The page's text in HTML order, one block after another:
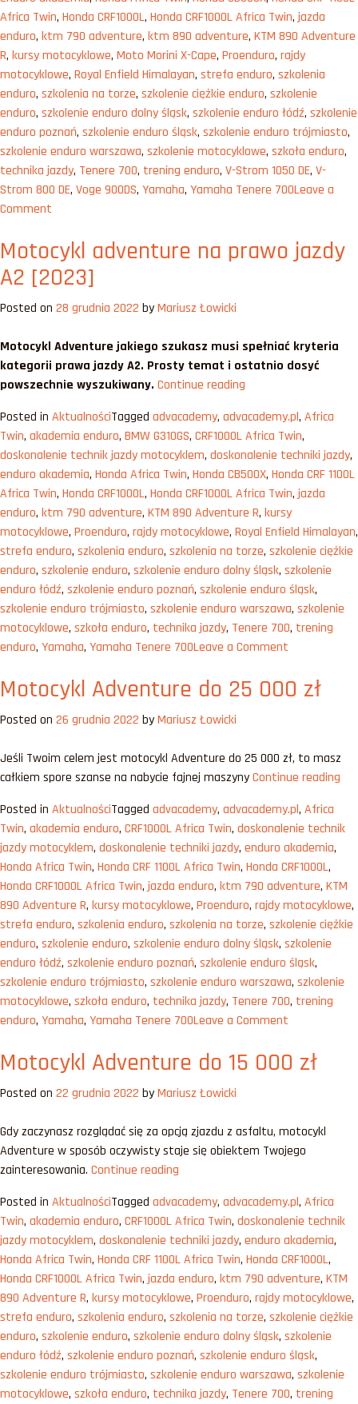
Africa Twin, Honda CRF1000L, Honda CRF1000L Africa Twin,jazda
enduro, ktm 790 adventure, ktm 890 adventure, KTM 890 Adventure
R, kursy motocyklowe, Moto Morini X-Cape, Proenduro, rajdy
motocyklowe, Royal Enfield Himalayan, strefa enduro, szkolenia
enduro, szkolenia na torze, szkolenie ciężkie enduro, szkolenie
enduro, szkolenie enduro dolny śląsk, szkolenie enduro łódź, szkolenie
enduro poznań, szkolenie enduro śląsk, szkolenie enduro trójmiasto,
szkolenie enduro warszawa, szkolenie motocyklowe, szkoła enduro,
technika jazdy, Tenere 700, trening enduro, V-Strom 1050 DE, V-
Strom 800 DE, Voge 900DS, Yamaha, Yamaha Tenere 700Leave a
Comment
nowe
motocykle
Adventure
2023
Motocykl adventure na prawo jazdy
A2 [2023]
Posted on 28 grudnia 2022 byMariusz Łowicki
Motocykl Adventure jakiego szukasz musi spełniać kryteria
kategorii prawa jazdy A2. Prosty temat i ostatnio dosyć
powszechnie wyszukiwany. Continue reading
na
prawo
jazdy
A2
[2023]”
Posted in AktualnościTagged advacademy, advacademy.pl, Africa
Twin, akademia enduro, BMW G310GS, CRF1000L Africa Twin,
doskonalenie technik jazdy motocyklem, doskonalenie techniki jazdy,
enduro akademia, Honda Africa Twin, Honda CB500X, Honda CRF 1100L
Africa Twin, Honda CRF1000L, Honda CRF1000L Africa Twin,jazda
enduro, ktm 790 adventure, KTM 890 Adventure R, kursy
motocyklowe, Proenduro, rajdy motocyklowe, Royal Enfield Himalayan,
strefa enduro, szkolenia enduro, szkolenia na torze, szkolenie ciężkie
enduro, szkolenie enduro, szkolenie enduro dolny śląsk, szkolenie
enduro łódź, szkolenie enduro poznań, szkolenie enduro śląsk,
szkolenie enduro trójmiasto, szkolenie enduro warszawa, szkolenie
motocyklowe, szkoła enduro, technika jazdy, Tenere 700, trening
enduro, Yamaha, Yamaha Tenere 700Leave a Comment
adventure
A2
[2023]
Motocykl Adventure do 25 000 zł
Posted on 26 grudnia 2022 byMariusz Łowicki
Jeśli Twoim celem jest motocykl Adventure do 25 000 zł, to masz
całkiem spore szanse na nabycie fajnej maszynyContinue reading
25
Posted in AktualnościTagged advacademy, advacademy.pl, Africa
Twin, akademia enduro, CRF1000L Africa Twin, doskonalenie technik
jazdy motocyklem, doskonalenie techniki jazdy, enduro akademia,
Honda Africa Twin, Honda CRF 1100L Africa Twin, Honda CRF1000L,
Honda CRF1000L Africa Twin,jazda enduro, ktm 790 adventure, KTM
890 Adventure R, kursy motocyklowe, Proenduro, rajdy motocyklowe,
strefa enduro, szkolenia enduro, szkolenia na torze, szkolenie ciężkie
enduro, szkolenie enduro, szkolenie enduro dolny śląsk, szkolenie
enduro łódź, szkolenie enduro poznań, szkolenie enduro śląsk,
szkolenie enduro trójmiasto, szkolenie enduro warszawa, szkolenie
motocyklowe, szkoła enduro, technika jazdy, Tenere 700, trening
enduro, Yamaha, Yamaha Tenere 700Leave a Comment
Adventure
zł
Motocykl Adventure do 15 000 zł
Posted on 22 grudnia 2022 byMariusz Łowicki
Gdy zaczynasz rozglądać się za opcją zjazdu z asfaltu, motocykl
Adventure w sposób oczywisty staje się obiektem Twojego
zainteresowania. Continue reading
do
15
000
zł”
Posted in AktualnościTagged advacademy, advacademy.pl, Africa
Twin, akademia enduro, CRF1000L Africa Twin, doskonalenie technik
jazdy motocyklem, doskonalenie techniki jazdy, enduro akademia,
Honda Africa Twin, Honda CRF 1100L Africa Twin, Honda CRF1000L,
Honda CRF1000L Africa Twin,jazda enduro, ktm 790 adventure, KTM
890 Adventure R, kursy motocyklowe, Proenduro, rajdy motocyklowe,
strefa enduro, szkolenia enduro, szkolenia na torze, szkolenie ciężkie
enduro, szkolenie enduro, szkolenie enduro dolny śląsk, szkolenie
enduro łódź, szkolenie enduro poznań, szkolenie enduro śląsk,
szkolenie enduro trójmiasto, szkolenie enduro warszawa, szkolenie
motocyklowe, szkoła enduro, technika jazdy, Tenere 700, trening